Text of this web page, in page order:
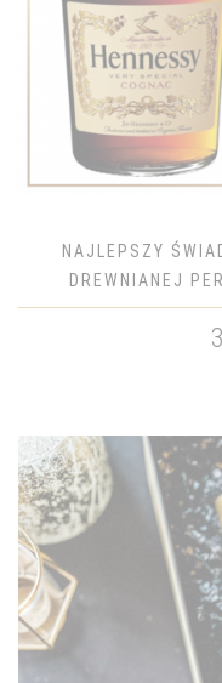
NAJLEPSZY
DREWNIANEJ